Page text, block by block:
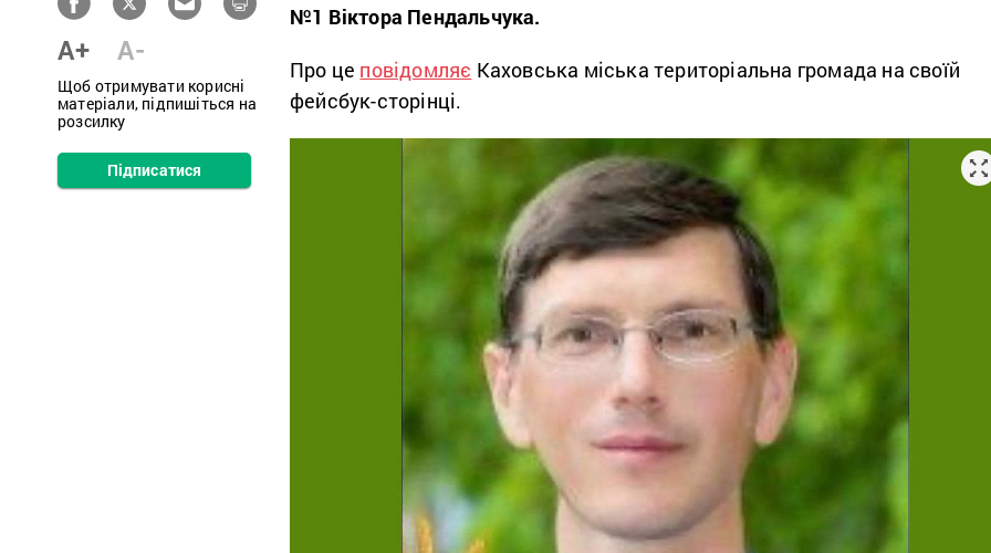
A+ A-
Щоб отримувати корисні
матеріали, підпишіться на
розсилку
Підписатися
№1 Віктора Пендальчука.
Про це повідомляє Каховська міська територіальна громада на своїй
фейсбук-сторінці.